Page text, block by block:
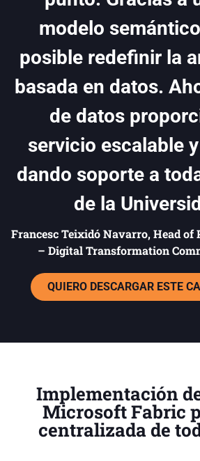
modelo
posible redefinir la
basada en datos.
de datos
servicio escalable
dando soporte a
de la
Francesc Teixidó Navarro, Head of
– Digital Transformation
QUIERO DESCARGAR ESTE
Implementación
Microsoft Fabric
centralizada de